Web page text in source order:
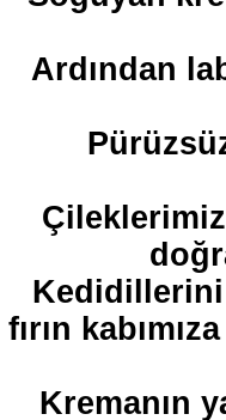
Ardından
Kedidillerini
fırın
Kremanın